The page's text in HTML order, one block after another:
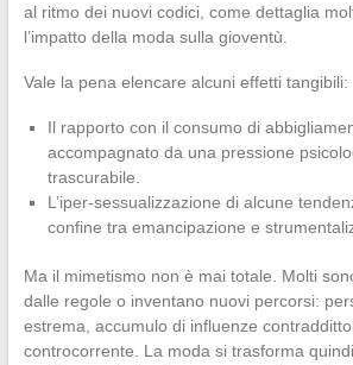
al ritmo dei nuovi codici, come dettaglia
l’impatto della moda sulla gioventù.
Vale la pena elencare alcuni effetti tangibili:
Il rapporto con il consumo di
accompagnato da una pressione
trascurabile.
L’iper-sessualizzazione di alcune
confine tra emancipazione e
Ma il mimetismo non è mai totale. Molti
dalle regole o inventano nuovi percorsi:
estrema, accumulo di influenze
controcorrente. La moda si trasforma